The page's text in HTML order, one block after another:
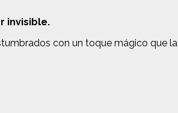
invisible.
con un toque mágico que